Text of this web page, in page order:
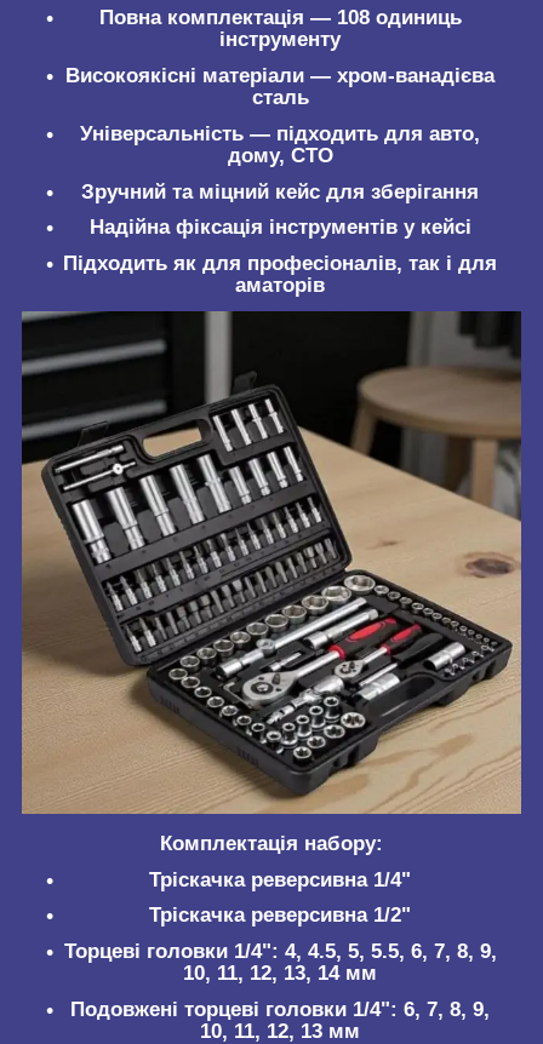
Повна комплектація — 108 одиниць
інструменту
Високоякісні матеріали — хром-ванадієва
сталь
Універсальність — підходить для авто,
дому, СТО
Зручний та міцний кейс для зберігання
Надійна фіксація інструментів у кейсі
Підходить як для професіоналів, так і для
аматорів
Комплектація набору:
Тріскачка реверсивна 1/4"
Тріскачка реверсивна 1/2"
Торцеві головки 1/4": 4, 4.5, 5, 5.5, 6, 7, 8, 9,
10, 11, 12, 13, 14 мм
Подовжені торцеві головки 1/4": 6, 7, 8, 9,
10, 11, 12, 13 мм